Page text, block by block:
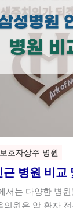
호자상주 병원
병원 비교
서는 다양한 병
의원은 암 환자